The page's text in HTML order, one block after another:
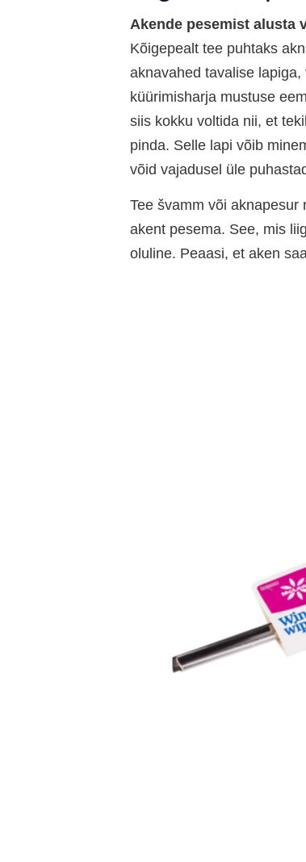
Akende pesemist alusta
Kõigepealt tee puhtaks
aknavahed tavalise
küürimisharja mustuse
siis kokku voltida nii, et
pinda. Selle lapi võib
võid vajadusel üle
Tee švamm või aknapesur
akent pesema. See, mis
oluline. Peaasi, et aken